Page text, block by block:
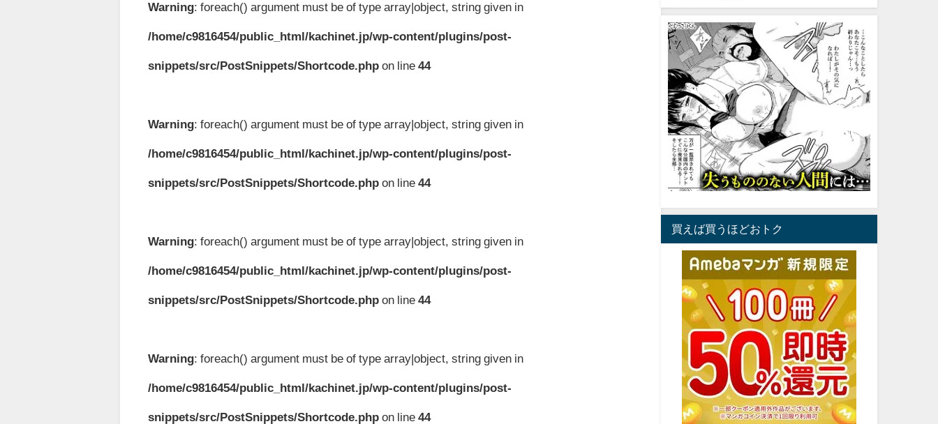
Warning: foreach() argument must be of type array|object, string given in
/home/c9816454/public_html/kachinet.jp/wp-content/plugins/post-
snippets/src/PostSnippets/Shortcode.php on line44
Warning: foreach() argument must be of type array|object, string given in
/home/c9816454/public_html/kachinet.jp/wp-content/plugins/post-
snippets/src/PostSnippets/Shortcode.php on line44
Warning: foreach() argument must be of type array|object, string given in
/home/c9816454/public_html/kachinet.jp/wp-content/plugins/post-
snippets/src/PostSnippets/Shortcode.php on line44
Warning: foreach() argument must be of type array|object, string given in
/home/c9816454/public_html/kachinet.jp/wp-content/plugins/post-
snippets/src/PostSnippets/Shortcode.php on line44
買えば買うほどおトク